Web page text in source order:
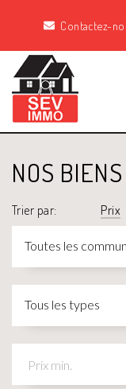
Contactez-
NOS
Trier par: Prix